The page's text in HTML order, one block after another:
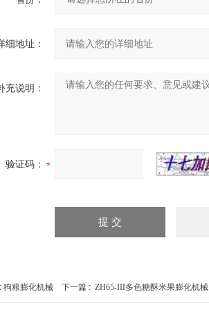
细地址：
充说明：
验证码：
狗粮膨化机械 下一篇 : ZH65-III多色糖酥米果膨化机械